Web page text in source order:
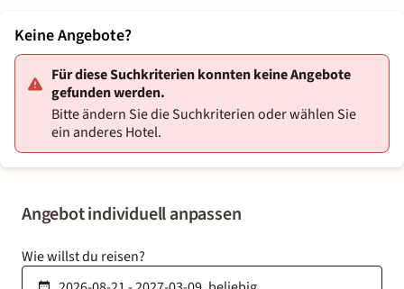
Angebot individuell anpassen
Wie willst du reisen?
Keine Angebote?
Für diese Suchkriterien konnten keine Angebote
gefunden werden.
Bitte ändern Sie die Suchkriterien oder wählen Sie
ein anderes Hotel.